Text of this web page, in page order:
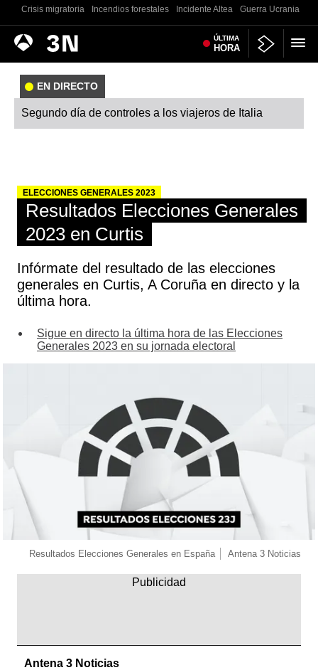
Crisis migratoria Incendios forestales Incidente Altea Guerra Ucrania
Antena
3
Noticias ÚLTIMA
HORA
EN DIRECTO
Segundo día de controles a los viajeros de Italia
ELECCIONES GENERALES 2023
Resultados Elecciones Generales
2023 en Curtis
Infórmate del resultado de las elecciones
generales en Curtis, A Coruña en directo y la
última hora.
Sigue en directo la última hora de las Elecciones
Generales 2023 en su jornada electoral
Resultados Elecciones Generales en España Antena 3 Noticias
Antena 3 Noticias